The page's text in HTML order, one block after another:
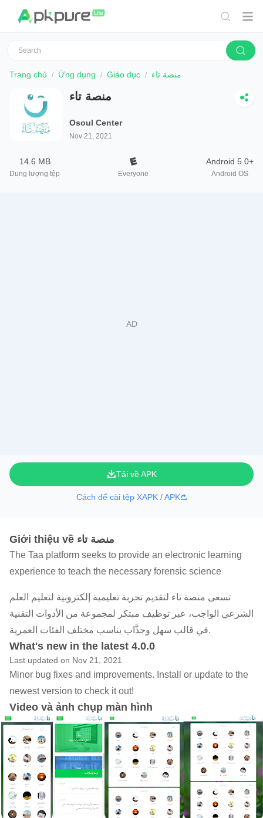
Trang chủ Ứng dụng Giáo dục منصة تاء
منصة تاء
Osoul Center
Nov 21, 2021
14.6 MB
Dung lượng tệp Everyone
Android 5.0+
Android OS
Tải về APK
Cách để cài tệp XAPK / APK
Giới thiệu về منصة تاء
The Taa platform seeks to provide an electronic learning
experience to teach the necessary forensic science
تسعى منصة تاء لتقديم تجربة تعليمية إلكترونية لتعليم العلم
الشرعي الواجب، عبر توظيف مبتكر لمجموعة من الأدوات التقنية
في قالب سهل وجذَّاب يناسب مختلف الفئات العمرية.
What's new in the latest 4.0.0
Last updated on Nov 21, 2021
Minor bug fixes and improvements. Install or update to the
newest version to check it out!
Video và ảnh chụp màn hình